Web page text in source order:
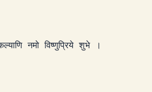
नमो विष्णुप्रिये शुभे ।